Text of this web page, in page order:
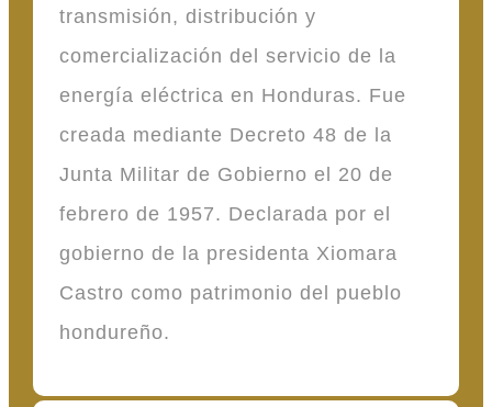
transmisión, distribución y
comercialización del servicio de la
energía eléctrica en Honduras. Fue
creada mediante Decreto 48 de la
Junta Militar de Gobierno el 20 de
febrero de 1957. Declarada por el
gobierno de la presidenta Xiomara
Castro como patrimonio del pueblo
hondureño.